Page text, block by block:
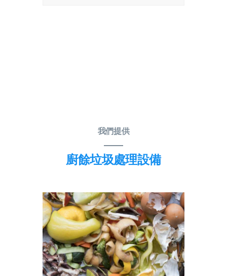
我們提供
廚餘垃圾處理設備